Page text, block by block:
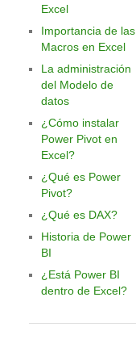
Excel
Importancia de las
Macros en Excel
La administración
del Modelo de
datos
¿Cómo instalar
Power Pivot en
Excel?
¿Qué es Power
Pivot?
¿Qué es DAX?
Historia de Power
BI
¿Está Power BI
dentro de Excel?